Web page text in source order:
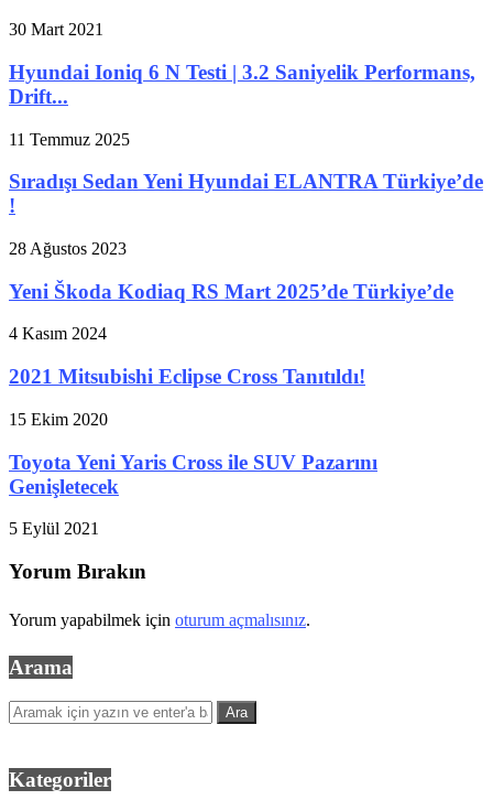
30 Mart 2021
Hyundai Ioniq 6 N Testi | 3.2 Saniyelik Performans,
Drift...
11 Temmuz 2025
Sıradışı Sedan Yeni Hyundai ELANTRA Türkiye’de
!
28 Ağustos 2023
Yeni Škoda Kodiaq RS Mart 2025’de Türkiye’de
4 Kasım 2024
2021 Mitsubishi Eclipse Cross Tanıtıldı!
15 Ekim 2020
Toyota Yeni Yaris Cross ile SUV Pazarını
Genişletecek
5 Eylül 2021
Yorum Bırakın
Yorum yapabilmek için oturum açmalısınız.
Arama
Kategoriler